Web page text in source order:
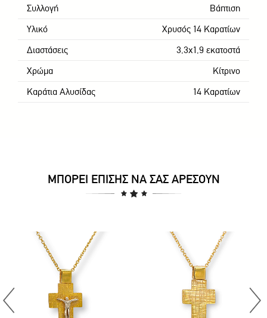
Συλλογή Βάπτιση
Υλικό Χρυσός 14 Καρατίων
Διαστάσεις 3,3x1,9 εκατοστά
Χρώμα Κίτρινο
Καράτια Αλυσίδας 14 Καρατίων
ΜΠΟΡΕΊ ΕΠΊΣΗΣ ΝΑ ΣΑΣ ΑΡΈΣΟΥΝ